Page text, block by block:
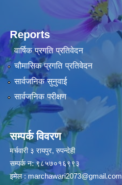
Reports
वार्षिक प्रगति प्रतिवेदन
चौमासिक प्रगति प्रतिवेदन
सार्वजनिक सुनुवाई
सार्वजनिक परीक्षण
सम्पर्क विवरण
मर्चवारी ३ रायपुर, रुपन्देही
सम्पर्क न: ९८५७०१६९९३
इमेल : marchawari2073@gmail.com